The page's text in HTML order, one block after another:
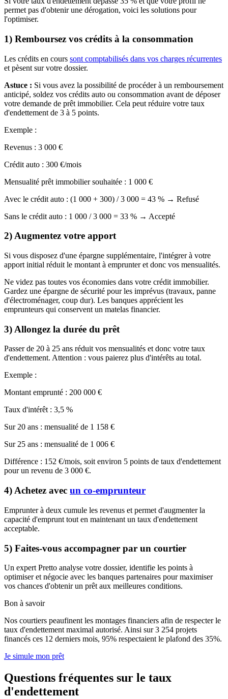
permet pas d'obtenir une dérogation, voici les solutions pour
l'optimiser.
1) Remboursez vos crédits à la consommation
Les crédits en cours sont comptabilisés dans vos charges récurrentes
et pèsent sur votre dossier.
Astuce : Si vous avez la possibilité de procéder à un remboursement
anticipé, soldez vos crédits auto ou consommation avant de déposer
votre demande de prêt immobilier. Cela peut réduire votre taux
d'endettement de 3 à 5 points.
Exemple :
Revenus : 3 000 €
Crédit auto : 300 €/mois
Mensualité prêt immobilier souhaitée : 1 000 €
Avec le crédit auto : (1 000 + 300) / 3 000 = 43 % → Refusé
Sans le crédit auto : 1 000 / 3 000 = 33 % → Accepté
2) Augmentez votre apport
Si vous disposez d'une épargne supplémentaire, l'intégrer à votre
apport initial réduit le montant à emprunter et donc vos mensualités.
Ne videz pas toutes vos économies dans votre crédit immobilier.
Gardez une épargne de sécurité pour les imprévus (travaux, panne
d'électroménager, coup dur). Les banques apprécient les
emprunteurs qui conservent un matelas financier.
3) Allongez la durée du prêt
Passer de 20 à 25 ans réduit vos mensualités et donc votre taux
d'endettement. Attention : vous paierez plus d'intérêts au total.
Exemple :
Montant emprunté : 200 000 €
Taux d'intérêt : 3,5 %
Sur 20 ans : mensualité de 1 158 €
Sur 25 ans : mensualité de 1 006 €
Différence : 152 €/mois, soit environ 5 points de taux d'endettement
pour un revenu de 3 000 €.
4) Achetez avec un co-emprunteur
Emprunter à deux cumule les revenus et permet d'augmenter la
capacité d'emprunt tout en maintenant un taux d'endettement
acceptable.
5) Faites-vous accompagner par un courtier
Un expert Pretto analyse votre dossier, identifie les points à
optimiser et négocie avec les banques partenaires pour maximiser
vos chances d'obtenir un prêt aux meilleures conditions.
Bon à savoir
Nos courtiers peaufinent les montages financiers afin de respecter le
taux d'endettement maximal autorisé. Ainsi sur 3 254 projets
financés ces 12 derniers mois, 95% respectaient le plafond des 35%.
Je simule mon prêt
Questions fréquentes sur le taux
d'endettement